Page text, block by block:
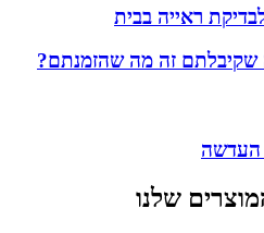
ראייה בבית
שקיבלתם זה מה שהזמנתם?
שלנו